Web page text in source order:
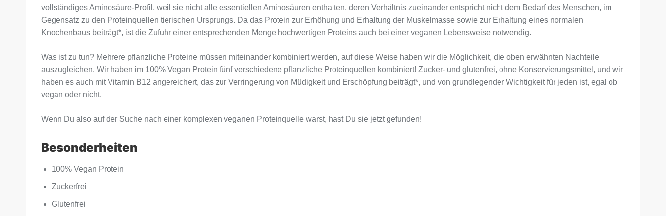
vollständiges Aminosäure-Profil, weil sie nicht alle essentiellen Aminosäuren enthalten, deren Verhältnis zueinander entspricht nicht dem Bedarf des Menschen, im
Gegensatz zu den Proteinquellen tierischen Ursprungs. Da das Protein zur Erhöhung und Erhaltung der Muskelmasse sowie zur Erhaltung eines normalen
Knochenbaus beiträgt*, ist die Zufuhr einer entsprechenden Menge hochwertigen Proteins auch bei einer veganen Lebensweise notwendig.
Was ist zu tun? Mehrere pflanzliche Proteine müssen miteinander kombiniert werden, auf diese Weise haben wir die Möglichkeit, die oben erwähnten Nachteile
auszugleichen. Wir haben im 100% Vegan Protein fünf verschiedene pflanzliche Proteinquellen kombiniert! Zucker- und glutenfrei, ohne Konservierungsmittel, und wir
haben es auch mit Vitamin B12 angereichert, das zur Verringerung von Müdigkeit und Erschöpfung beiträgt*, und von grundlegender Wichtigkeit für jeden ist, egal ob
vegan oder nicht.
Wenn Du also auf der Suche nach einer komplexen veganen Proteinquelle warst, hast Du sie jetzt gefunden!
Besonderheiten
100% Vegan Protein
Zuckerfrei
Glutenfrei